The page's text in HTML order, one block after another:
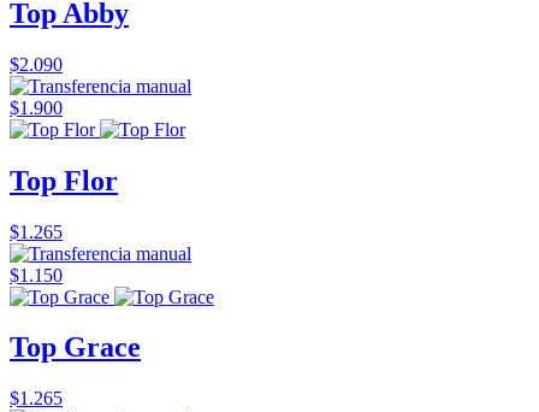
Top Abby
$2.090
$1.900
Top Flor
$1.265
$1.150
Top Grace
$1.265